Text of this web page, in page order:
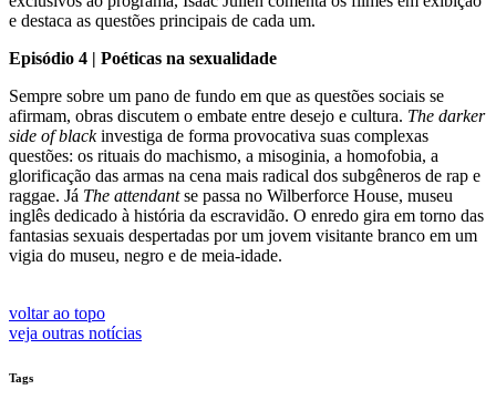
e destaca as questões principais de cada um.
Episódio 4 | Poéticas na sexualidade
Sempre sobre um pano de fundo em que as questões sociais se
afirmam, obras discutem o embate entre desejo e cultura. The darker
side of blackinvestiga de forma provocativa suas complexas
questões: os rituais do machismo, a misoginia, a homofobia, a
glorificação das armas na cena mais radical dos subgêneros de rap e
raggae. Já The attendantse passa no Wilberforce House, museu
inglês dedicado à história da escravidão. O enredo gira em torno das
fantasias sexuais despertadas por um jovem visitante branco em um
vigia do museu, negro e de meia-idade.
voltar ao topo
veja outras notícias
Tags